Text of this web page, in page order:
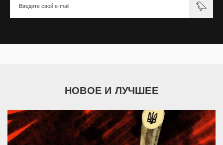
НОВОЕ И ЛУЧШЕЕ